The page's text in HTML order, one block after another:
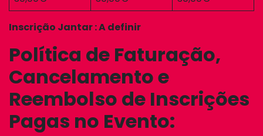
Inscrição Jantar : A definir
Política de Faturação,
Cancelamento e
Reembolso de Inscrições
Pagas no Evento: